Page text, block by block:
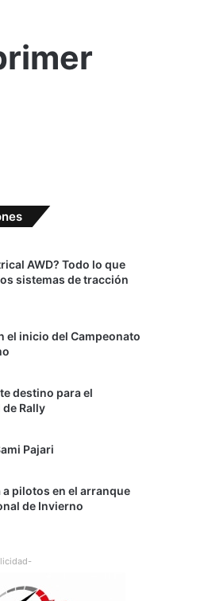
AWD? Todo lo que
sistemas de tracción
el inicio del Campeonato
destino para el
Rally
Pajari
pilotos en el arranque
de Invierno